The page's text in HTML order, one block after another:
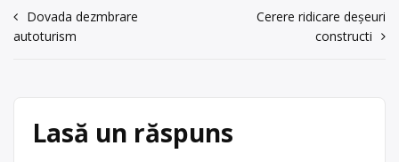
Navigare
în
Dovada dezmbrare
autoturism
Cerere ridicare deșeuri
constructi
Lasă un răspuns